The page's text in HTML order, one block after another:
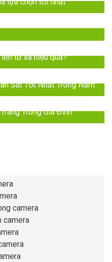
từ xa hiệu quả?
Sát Tốt Nhất Trong Năm
Trong Gia Đình
camera
camera